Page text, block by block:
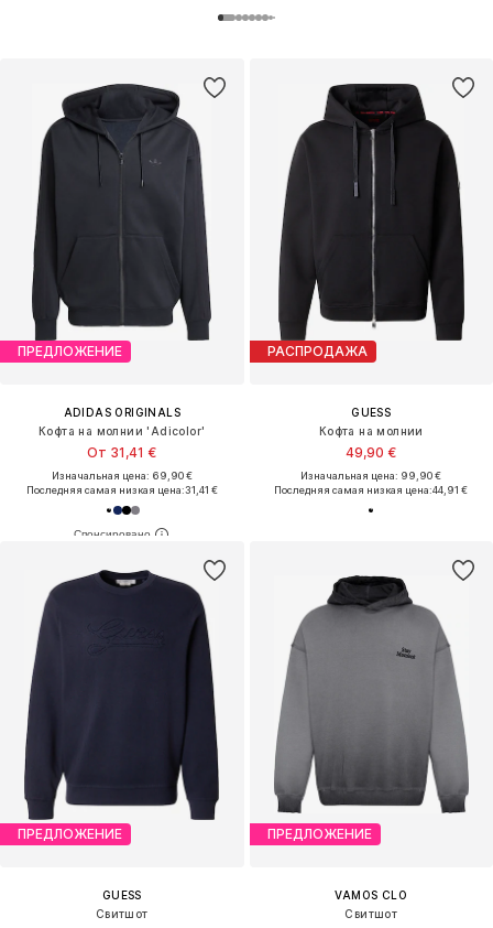
ПРЕДЛОЖЕНИЕ
ADIDAS ORIGINALS
Кофта на молнии 'Adicolor'
От 31,41 €
Изначальная цена: 69,90 €
Последняя самая низкая цена:31,41 €
РАСПРОДАЖА
GUESS
Кофта на молнии
49,90 €
Изначальная цена: 99,90 €
Последняя самая низкая цена:44,91 €
ПРЕДЛОЖЕНИЕ
GUESS
Свитшот
ПРЕДЛОЖЕНИЕ
VAMOS CLO
Свитшот